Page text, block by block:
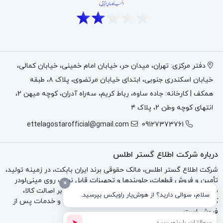
استاندارد روغن
Bobcat
API CK-4
کاربرد اصلی
کاهش اصطکاک، محافظت از موتور، کنترل
دما
عرضه‌کننده
شرکت اطلاع گستر اطلس
برند فروش
ایران بابکت
دفتر مرکزی: تهران، میدان حر، خیابان امام خمینی، خیابان کمالی،
خیابان اسکندری جنوبی، ابتدای خیابان مرتضوی، پلاک ۸، طبقه
همکف | کارخانه: جاده ساوه، رباط کریم، سه‌راه آدران، کوچه میهن ۲،
انتهای کوچه وطن ۲، پلاک ۴
09127373761
ettelagostarofficial@gmail.com
درباره شرکت اطلاع گستر اطلس
شرکت اطلاع گستر اطلس، مالک حقوقی برند ایران بابکت، در زمینه تولید،
تأمین و فروش قطعات، جلوبندها و تجهیزات قابل نصب روی مینی‌لودر
بابکت، تراکتور و بکهو فعالیت می‌کند. تمرکز مجموعه بر اصالت کالا،
کیفیت فنی، مشاوره تخصصی، فاکتور رسمی، گارانتی و خدمات پس از
فروش است.
×
سلام، سوالی دارید؟ از هوش‌یار راویکس بپرسید.